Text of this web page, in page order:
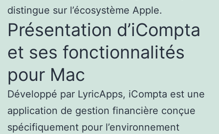
distingue sur l’écosystème Apple.
Présentation d’iCompta
et ses fonctionnalités
pour Mac
Développé par LyricApps, iCompta est une
application de gestion financière conçue
spécifiquement pour l’environnement